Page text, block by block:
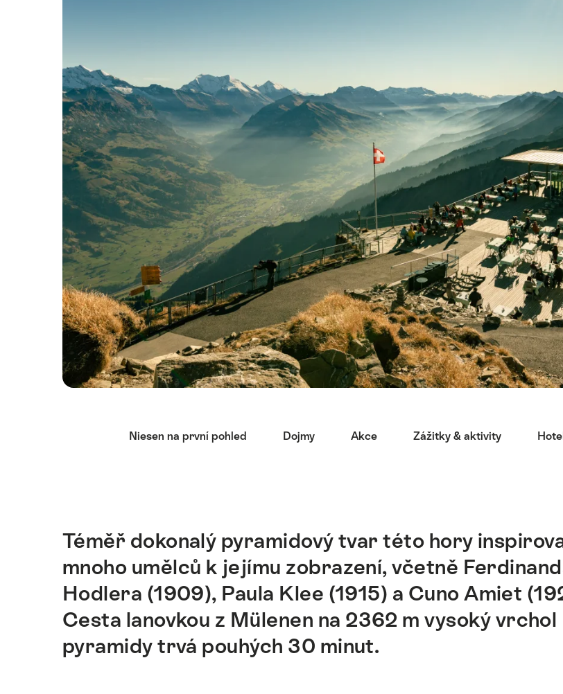
Niesen na první pohled Dojmy Akce Zážitky & aktivity
Intro
Téměř dokonalý pyramidový tvar této hory
mnoho umělců k jejímu zobrazení, včetně
Hodlera (1909), Paula Klee (1915) a Cuno Amiet
Cesta lanovkou z Mülenen na 2362 m vysoký vrchol
pyramidy trvá pouhých 30 minut.